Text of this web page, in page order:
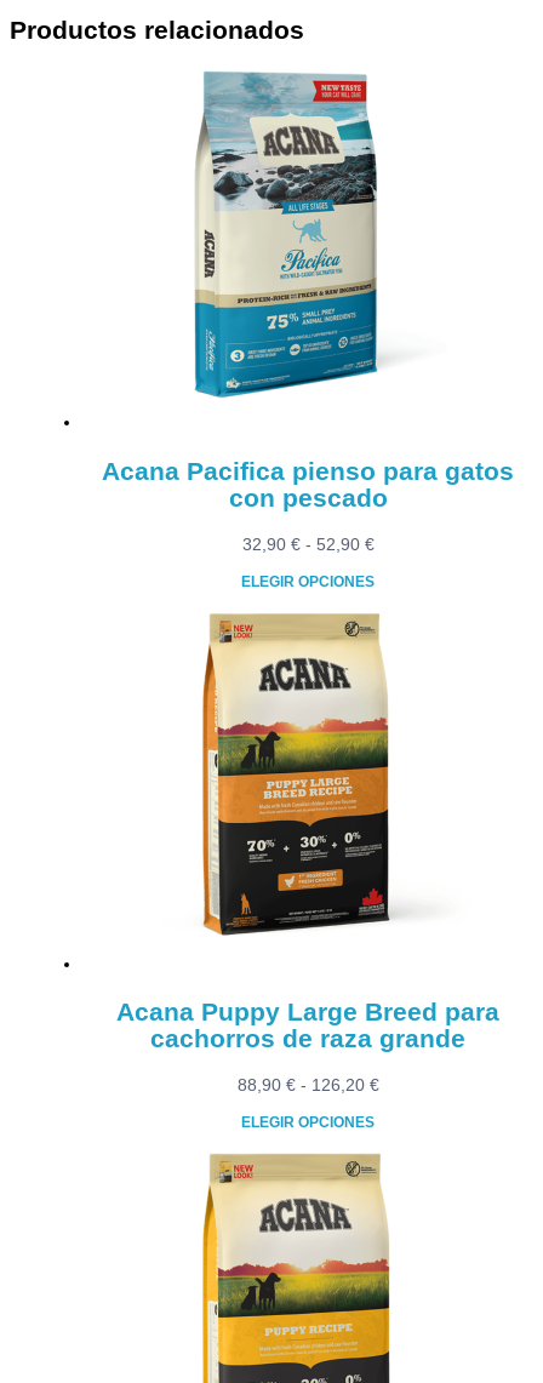
Productos relacionados
Acana Pacifica pienso para gatos
con pescado
32,90 € - 52,90 €Rango
desde
32,90 €
hasta
ELEGIR OPCIONES
Este
producto
tiene
múltiples
variantes.
Las
opciones
se
pueden
elegir
en
la
Acana Puppy Large Breed para
cachorros de raza grande
88,90 € - 126,20 €Rango
desde
88,90 €
hasta
ELEGIR OPCIONES
Este
producto
tiene
múltiples
variantes.
Las
opciones
se
pueden